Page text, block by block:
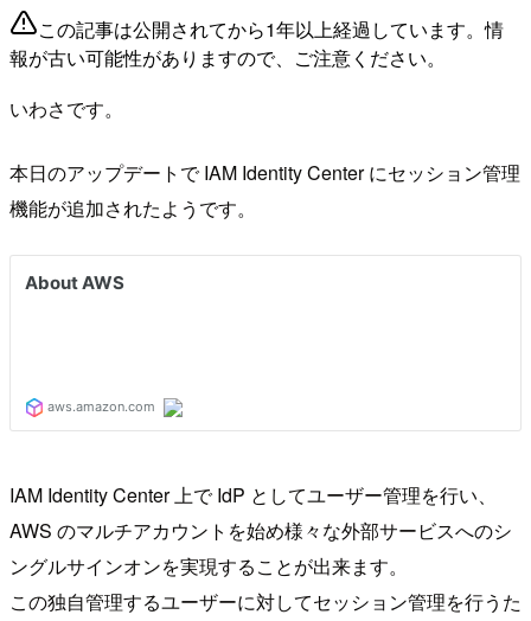
この記事は公開されてから1年以上経過しています。情
報が古い可能性がありますので、ご注意ください。
いわさです。
本日のアップデートで IAM Identity Center にセッション管理
機能が追加されたようです。
IAM Identity Center 上で IdP としてユーザー管理を行い、
AWS のマルチアカウントを始め様々な外部サービスへのシ
ングルサインオンを実現することが出来ます。
この独自管理するユーザーに対してセッション管理を行うた